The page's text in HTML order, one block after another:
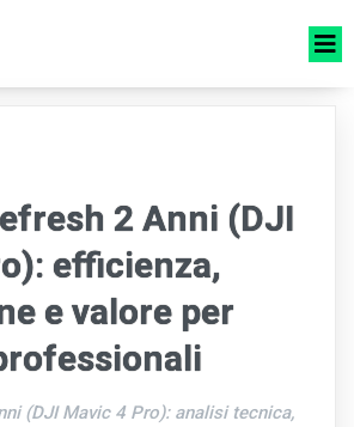
2 Anni (DJI
efficienza,
e valore per
(DJI Mavic 4 Pro): analisi tecnica,